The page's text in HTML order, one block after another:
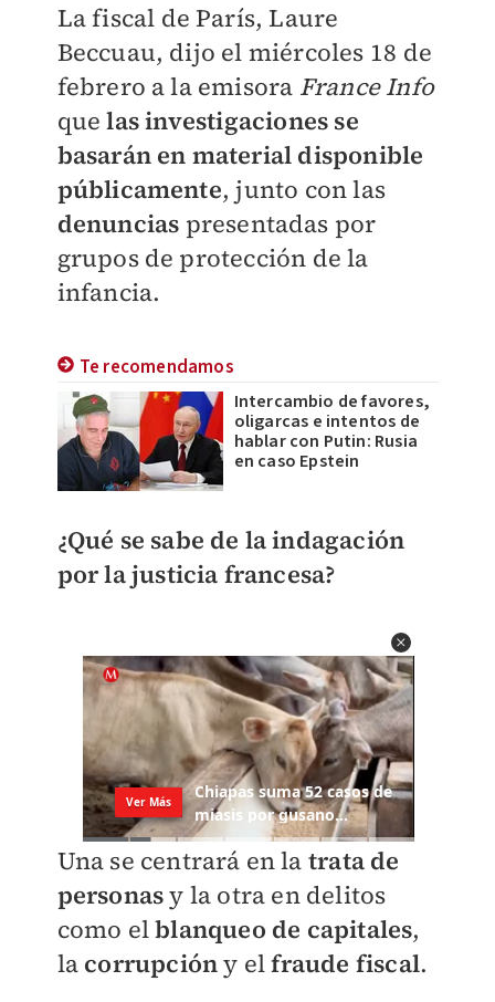
La fiscal de París, Laure
Beccuau, dijo el miércoles 18 de
febrero a la emisora France Info
quelas investigaciones se
basarán en material disponible
públicamente, junto con las
denuncias presentadas por
grupos de protección de la
infancia.
Te recomendamos
Intercambio de favores,
oligarcas e intentos de
hablar con Putin: Rusia
en caso Epstein
¿Qué se sabe de la indagación
por la justicia francesa?
Una se centrará en la trata de
personasy la otra en delitos
como elblanqueo de capitales,
la corrupcióny elfraude fiscal.